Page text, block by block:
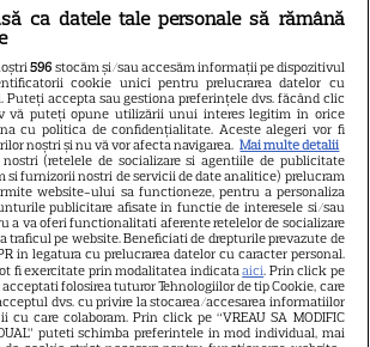
destinul cu afaceristul Yosif
ceremonie urmată de o
totul atipică. Spre deosebire de
nunți organizate în restaurante
au ales să sărbătorească
într-un club.
visat la o nuntă spectaculoasă,
a împlinit pe deplin. În ziua
afaceristul Yosif Mohaci, Anda a
ca datele tale personale să rămână
596 stocăm și/sau accesăm informații pe dispozitivul
cookie unici pentru prelucrarea datelor cu
Puteți accepta sau gestiona preferințele dvs. făcând clic
vă puteți opune utilizării unui interes legitim în orice
cu politica de confidențialitate. Aceste alegeri vor fi
noștri și nu vă vor afecta navigarea. Mai multe detalii
(retelele de socializare si agentiile de publicitate
si furnizorii nostri de servicii de date analitice) prelucram
website-ului sa functioneze, pentru a personaliza
publicitare afisate in functie de interesele si/sau
a va oferi functionalitati aferente retelelor de socializare
traficul pe website. Beneficiati de drepturile prevazute de
in legatura cu prelucrarea datelor cu caracter personal.
fi exercitate prin modalitatea indicataaici. Prin click pe
acceptati folosirea tuturor Tehnologiilor de tip Cookie, care
dvs. cu privire la stocarea/accesarea informatiilor
cu care colaboram. Prin click pe “VREAU SA MODIFIC
puteti schimba preferintele in mod individual, mai